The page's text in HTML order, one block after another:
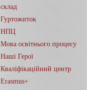
склад
Гуртожиток
НПЦ
Мова освітнього процесу
Наші Герої
Кваліфікаційний центр
Erasmus+